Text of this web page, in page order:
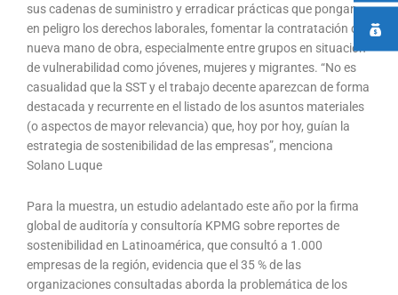
sus cadenas de suministro y erradicar prácticas que pongan
en peligro los derechos laborales, fomentar la contratación de
nueva mano de obra, especialmente entre grupos en situación
de vulnerabilidad como jóvenes, mujeres y migrantes. “No es
casualidad que la SST y el trabajo decente aparezcan de forma
destacada y recurrente en el listado de los asuntos materiales
(o aspectos de mayor relevancia) que, hoy por hoy, guían la
estrategia de sostenibilidad de las empresas”, menciona
Solano Luque
Para la muestra, un estudio adelantado este año por la firma
global de auditoría y consultoría KPMG sobre reportes de
sostenibilidad en Latinoamérica, que consultó a 1.000
empresas de la región, evidencia que el 35 % de las
organizaciones consultadas aborda la problemática de los